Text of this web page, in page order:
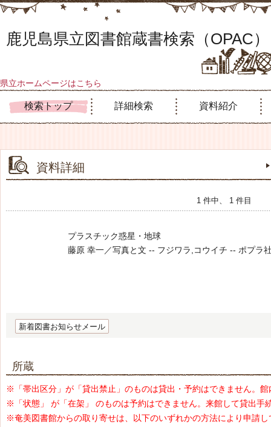
鹿児島県立図書館蔵書検索（OPAC）
県立ホームページはこちら
検索トップ 詳細検索 資料紹介
資料詳細
1 件中、 1 件目
プラスチック惑星・地球
藤原 幸一／写真と文 -- フジワラ,コウイチ -- ポプラ
新着図書お知らせメール
所蔵
※「帯出区分」が「貸出禁止」のものは貸出・予約はできません。
※「状態」 が「在架」 のものは予約はできません。来館して貸出手
※奄美図書館からの取り寄せは、以下のいずれかの方法により申請し